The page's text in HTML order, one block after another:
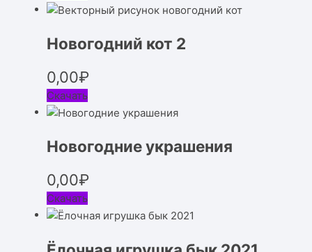
Новогодний кот 2
0,00₽
Скачать
Новогодние украшения
0,00₽
Скачать